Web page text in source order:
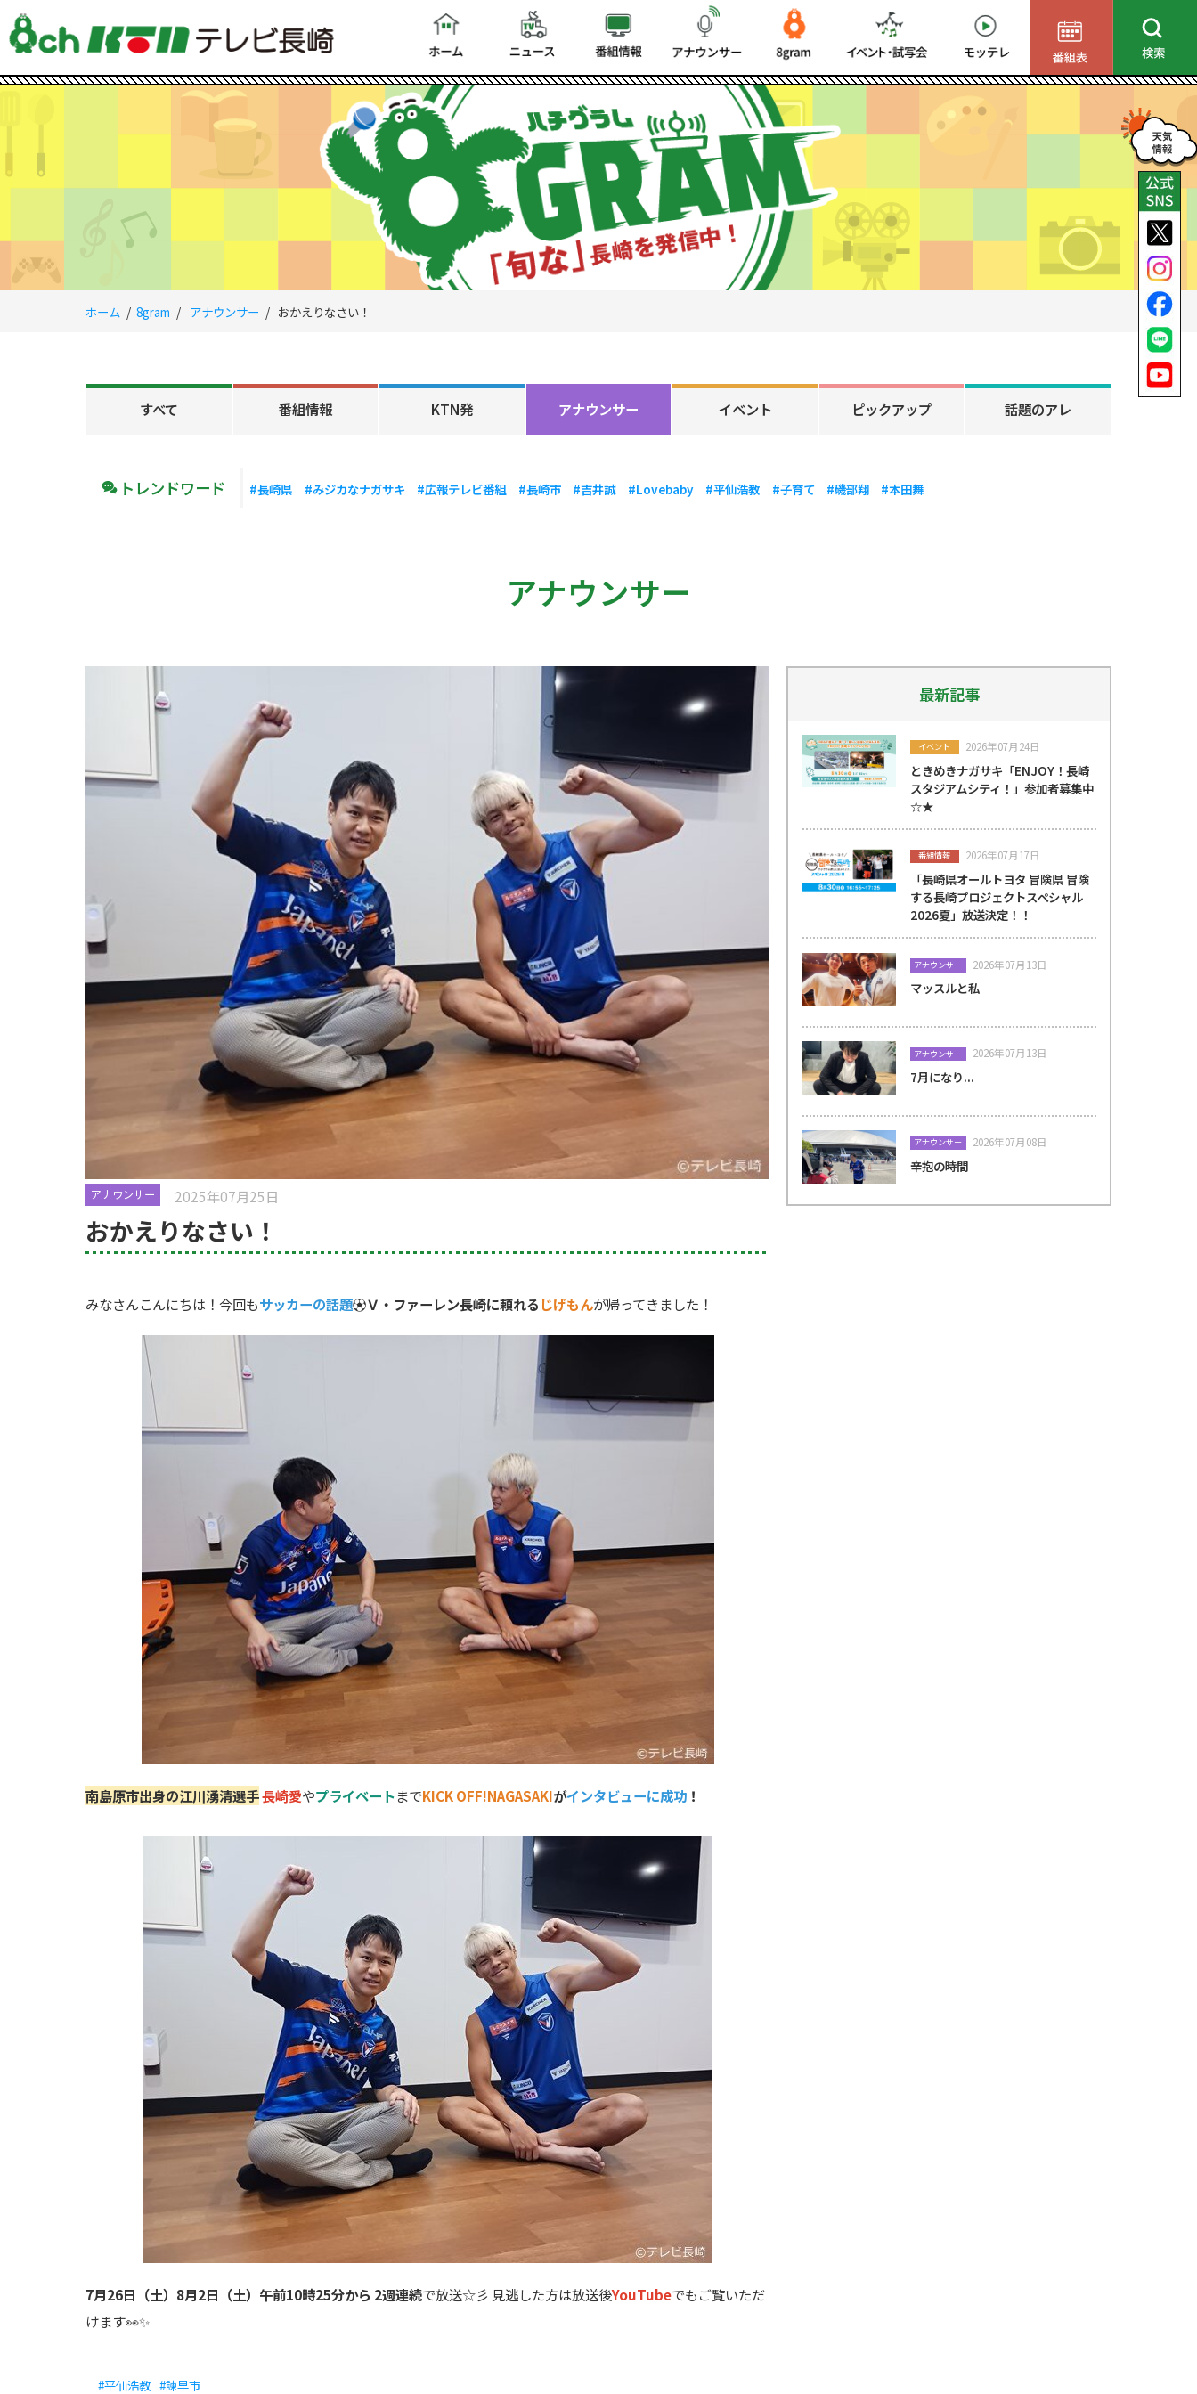
ホーム 8gram アナウンサー おかえりなさい！
すべて 番組情報 KTN発 アナウンサー イベント ピックアップ 話題のアレ
トレンドワード #長崎県 #みジカなナガサキ #広報テレビ番組 #長崎市 #吉井誠 #Lovebaby #平仙浩教 #子育て #磯部翔 #本田舞
アナウンサー
アナウンサー 2025年07月25日
おかえりなさい！
みなさんこんにちは！今回もサッカーの話題⚽Ｖ・ファーレン長崎に頼れる じげもんが帰ってきました！
南島原市出身の江川湧清選手長崎愛やプライベートまでKICK OFF!NAGASAKIがインタビューに成功 ！
7月26日（土）8月2日（土）午前10時25分から 2週連続で放送☆彡 見逃した方は放送後YouTubeでもご覧いただ
けます👀✨
#平仙浩教 #諫早市
最新記事
イベント 2026年07月24日
ときめきナガサキ「ENJOY！長崎
スタジアムシティ！」参加者募集中
☆★
番組情報 2026年07月17日
「長崎県オールトヨタ 冒険県 冒険
する長崎プロジェクトスペシャル
2026夏」放送決定！！
アナウンサー 2026年07月13日
マッスルと私
アナウンサー 2026年07月13日
7月になり...
アナウンサー 2026年07月08日
辛抱の時間